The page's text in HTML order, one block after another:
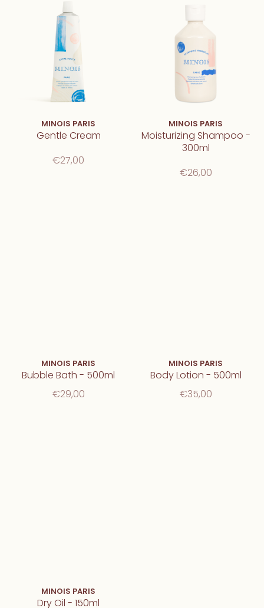
MINOIS PARIS
Gentle Cream
€27,00
MINOIS PARIS
Moisturizing Shampoo -
300ml
€26,00
MINOIS PARIS
Bubble Bath - 500ml
€29,00
MINOIS PARIS
Body Lotion - 500ml
€35,00
MINOIS PARIS
Dry Oil - 150ml